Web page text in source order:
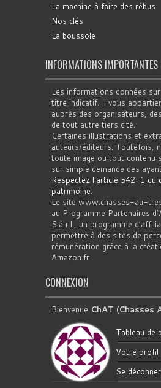
La machine à faire des rébus
Nos clés
La boussole
INFORMATIONS IMPORTANTES
Les informations données
titre indicatif. Il vous
auprès des organisateurs,
de tout autre tiers cité.
Certaines illustrations et
auteurs/éditeurs. Toutefois,
toute image ou tout contenu
sur simple demande des
Respectez l'article 542-1 du
patrimoine.
Le site www.chasses-au-
au Programme Partenaires
S.à r.l., un programme
permettre à des sites de
rémunération grâce à la
Amazon.fr
CONNEXION
Bienvenue ChAT (Chasses
Tableau de
Votre profil
Se